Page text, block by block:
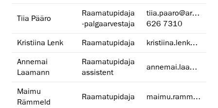
Tiia Pääro
Raamatupidaja
-palgaarvestaja
tiia.paaro@artun.ee
626 7310
Kristiina Lenk
Raamatupidaja
kristiina.lenk@artun.ee
Annemai
Laamann
Raamatupidaja
assistent
annemai.laamann@artun.ee
Maimu
Rämmeld
Raamatupidaja maimu.rammeld@artun.ee